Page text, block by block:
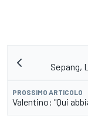
Sepang,
PROSSIMO ARTICOLO
Valentino: "Qui